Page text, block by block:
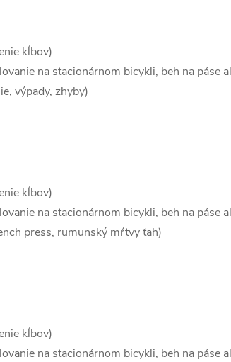
kĺbov)
na stacionárnom bicykli, beh na páse
výpady, zhyby)
kĺbov)
na stacionárnom bicykli, beh na páse
press, rumunský mŕtvy ťah)
kĺbov)
na stacionárnom bicykli, beh na páse